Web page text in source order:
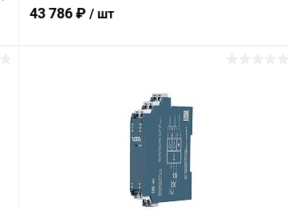
(0…200 мВ)
43 786 ₽ / шт
Сравнение
Под заказ